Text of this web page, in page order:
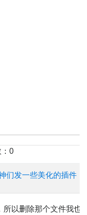
：0
们发一些美化的插件
所以删除那个文件我也